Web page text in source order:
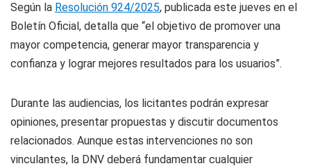
Según la Resolución 924/2025, publicada este jueves en el
Boletín Oficial, detalla que “el objetivo de promover una
mayor competencia, generar mayor transparencia y
confianza y lograr mejores resultados para los usuarios”.
Durante las audiencias, los licitantes podrán expresar
opiniones, presentar propuestas y discutir documentos
relacionados. Aunque estas intervenciones no son
vinculantes, la DNV deberá fundamentar cualquier